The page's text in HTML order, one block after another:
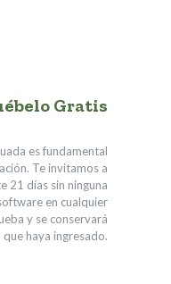
Gratis
es fundamental
Te invitamos a
21 días sin ninguna
en cualquier
y se conservará
haya ingresado.